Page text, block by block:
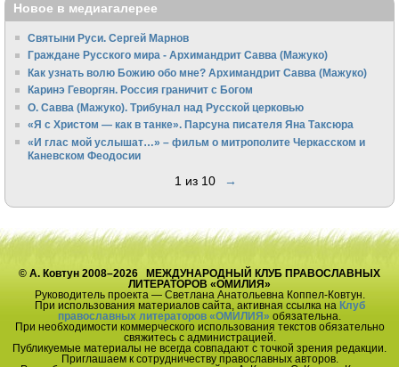
Новое в медиагалерее
Святыни Руси. Сергей Марнов
Граждане Русского мира - Архимандрит Савва (Мажуко)
Как узнать волю Божию обо мне? Архимандрит Савва (Мажуко)
Каринэ Геворгян. Россия граничит с Богом
О. Савва (Мажуко). Трибунал над Русской церковью
«Я с Христом — как в танке». Парсуна писателя Яна Таксюра
«И глас мой услышат…» – фильм о митрополите Черкасском и
Каневском Феодосии
1 из 10 →
© А. Ковтун 2008–2026 МЕЖДУНАРОДНЫЙ КЛУБ ПРАВОСЛАВНЫХ
ЛИТЕРАТОРОВ «ОМИЛИЯ»
Руководитель проекта — Светлана Анатольевна Коппел-Ковтун.
При использования материалов сайта, активная ссылка на Клуб
православных литераторов «ОМИЛИЯ» обязательна.
При необходимости коммерческого использования текстов обязательно
свяжитесь с администрацией.
Публикуемые материалы не всегда совпадают с точкой зрения редакции.
Приглашаем к сотрудничеству православных авторов.